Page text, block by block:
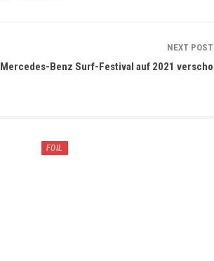
NEXT
Mercedes-Benz Surf-Festival auf 2021
FOIL